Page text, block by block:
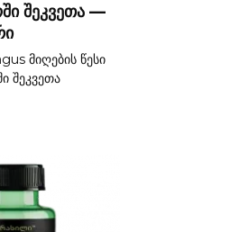
შეკვეთა —
მიღების წესი
შეკვეთა